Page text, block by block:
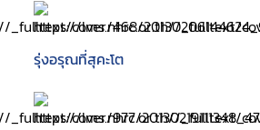
รุ่งอรุณที่สุคะโต